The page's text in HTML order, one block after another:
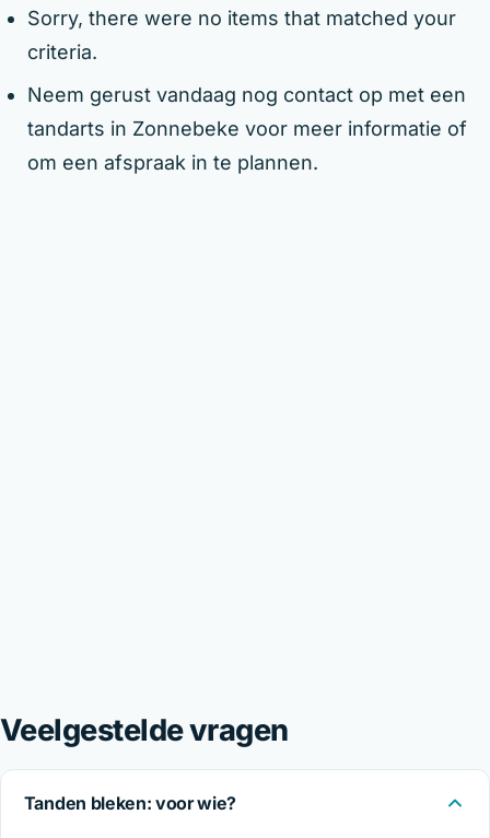
Sorry, there were no items that matched your
criteria.
Neem gerust vandaag nog contact op met een
tandarts in Zonnebeke voor meer informatie of
om een afspraak in te plannen.
Veelgestelde vragen
Tanden bleken: voor wie?